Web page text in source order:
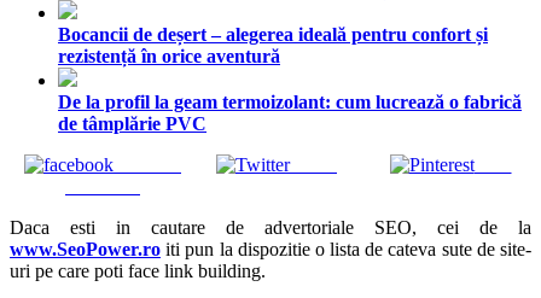
Bocancii de deșert – alegerea ideală pentru confort și
rezistență în orice aventură
De la profil la geam termoizolant: cum lucrează o fabrică
de tâmplărie PVC
Tweet Save
Daca esti in cautare de advertoriale SEO, cei de la
www.SeoPower.ro iti pun la dispozitie o lista de cateva sute de site-
uri pe care poti face link building.